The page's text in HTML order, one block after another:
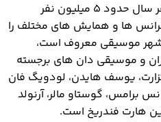
وین به عنوان پایتخت اتریش هر سال حدود ۵ میلیون نفر
ها و همایش های مختلف را
موسیقی معروف است،
و موسیقی دان های برجسته
یوسف هایدن، لودویگ فان
برامس، گوستاو مالر، آرنولد
هارت فندریخ است.